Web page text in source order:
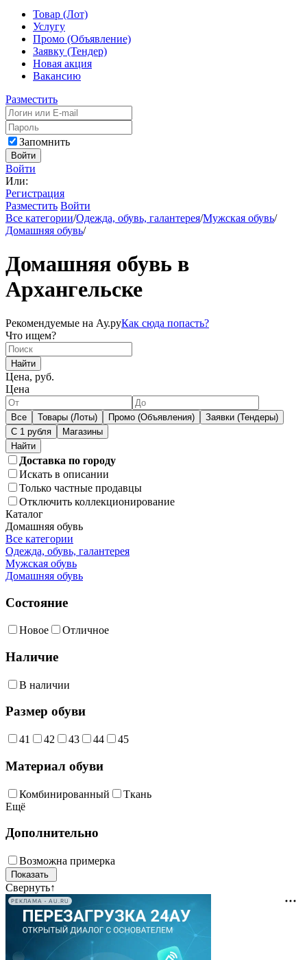
Товар (Лот)
Услугу
Промо (Объявление)
Заявку (Тендер)
Новая акция
Вакансию
Разместить
Запомнить
Войти
Войти
Или:
Регистрация
Разместить Войти
Все категории/Одежда, обувь, галантерея/Мужская обувь/
Домашняя обувь/
Домашняя обувь в
Архангельске
Рекомендуемые на Ау.руКак сюда попасть?
Что ищем?
Найти
Цена, руб.
Цена
Все Товары (Лоты) Промо (Объявления)
Заявки (Тендеры)
С 1 рубля
Магазины
Доставка по городу
Искать в описании
Только частные продавцы
Отключить коллекционирование
Каталог
Домашняя обувь
Все категории
Одежда, обувь, галантерея
Мужская обувь
Домашняя обувь
Состояние
Новое Отличное
Наличие
В наличии
Размер обуви
41 42 43 44 45
Материал обуви
Комбинированный
Ткань
Ещё
Дополнительно
Возможна примерка
Свернуть↑
РЕКЛАМА • AU.RU